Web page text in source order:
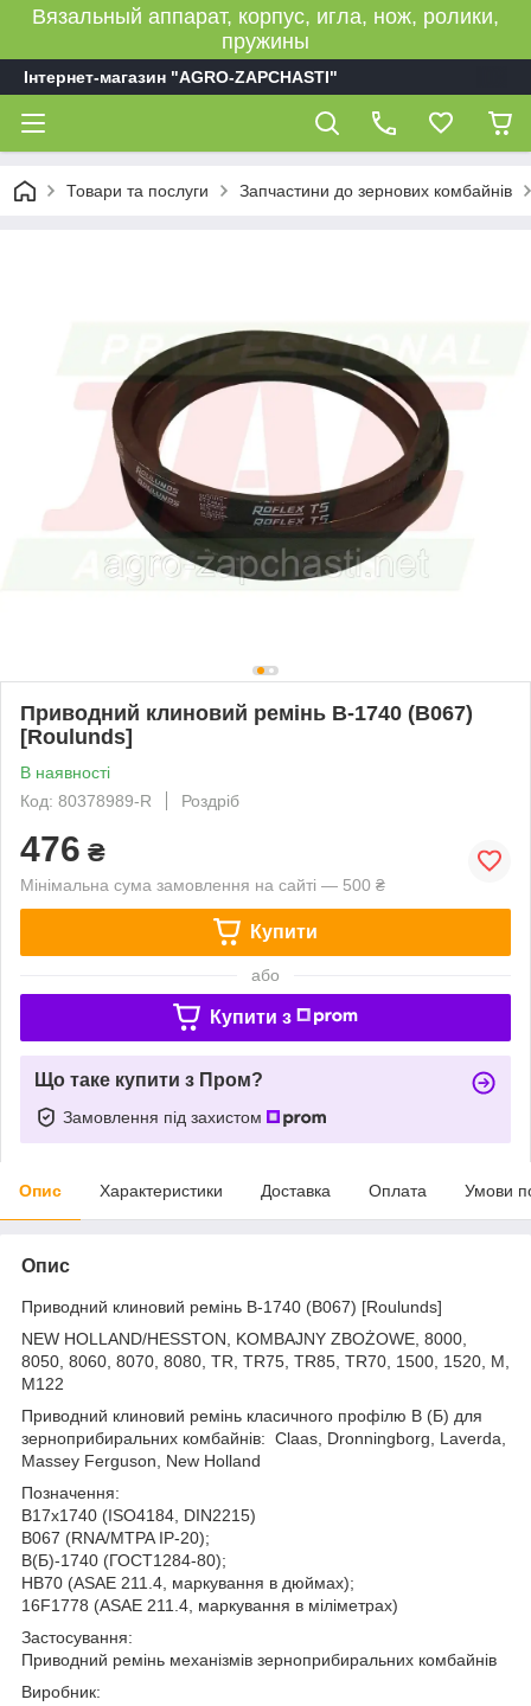
Вязальный аппарат, корпус, игла, нож, ролики,
пружины
Інтернет-магазин "AGRO-ZAPCHASTI"
Товари та послуги Запчастини до зернових комбайнів
Приводний клиновий ремінь B-1740 (B067)
[Roulunds]
В наявності
Код: 80378989-R
Роздріб
476 ₴
Мінімальна сума замовлення на сайті — 500 ₴
Купити
або
Купити з
Що таке купити з Пром?
Замовлення під захистом
Опис Характеристики Доставка Оплата Умови
Опис
Приводний клиновий ремінь B-1740 (B067) [Roulunds]
NEW HOLLAND/HESSTON, KOMBAJNY ZBOŻOWE, 8000,
8050, 8060, 8070, 8080, TR, TR75, TR85, TR70, 1500, 1520, M,
M122
Приводний клиновий ремінь класичного профілю B (Б) для
зерноприбиральних комбайнів: Claas, Dronningborg, Laverda,
Massey Ferguson, New Holland
Позначення:
B17x1740 (ISO4184, DIN2215)
B067 (RNA/MTPA IP-20);
B(Б)-1740 (ГОСТ1284-80);
HB70 (ASAE 211.4, маркування в дюймах);
16F1778 (ASAE 211.4, маркування в міліметрах)
Застосування:
Приводний ремінь механізмів зерноприбиральних комбайнів
Виробник: